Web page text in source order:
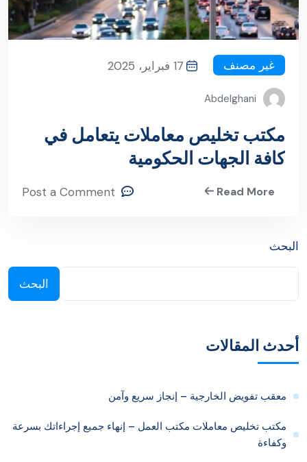
غير مصنف 17 فبراير، 2025
Abdelghani
مكتب تخليص معاملات يتعامل في
كافة الجهات الحكومية
Read More
Post a Comment
البحث
البحث
أحدث المقالات
معقب تفويض الخارجية – إنجاز سريع وآمن
مكتب تخليص معاملات مكتب العمل – إنهاء جميع إجراءاتك بسرعة
وكفاءة